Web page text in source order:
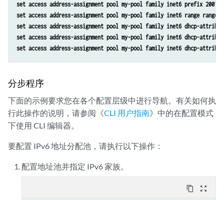
set access address-assignment pool my-pool family inet6 prefix
set access address-assignment pool my-pool family inet6 range
set access address-assignment pool my-pool family inet6 dhcp-
set access address-assignment pool my-pool family inet6 dhcp-
set access address-assignment pool my-pool family inet6 dhcp-
分步程序
下面的示例要求您在各个配置层级中进行导航。有关如何执
行此操作的说明，请参阅《CLI 用户指南》中的在配置模式
下使用 CLI 编辑器。
要配置 IPv6 地址分配池，请执行以下操作：
配置地址池并指定 IPv6 家族。
content_copy zoom_out_map